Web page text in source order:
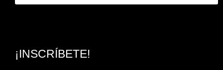
¡INSCRÍBETE!